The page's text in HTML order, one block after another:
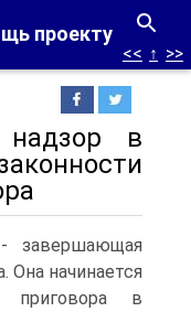
проекту
<< ↑ >>
надзор в
- завершающая
Она начинается
приговора в